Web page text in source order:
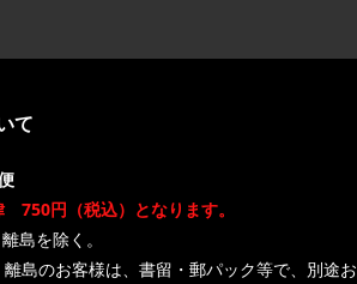
て
750円（税込）となります。
島を除く。
離島のお客様は、書留・郵パック等で、別途お